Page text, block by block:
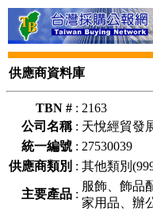
供應商資料庫
TBN # : 2163
公司名稱: 天悅經貿發
統一編號 : 27530039
供應商類別 : 其他類別
主要產品 :
服飾、飾品
家用品、辦